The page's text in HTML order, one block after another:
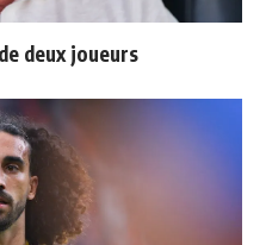
deux joueurs